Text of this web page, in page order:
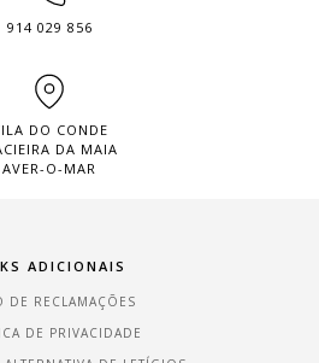
914 029 856
DO CONDE
DA MAIA
AVER-O-MAR
ADICIONAIS
DE RECLAMAÇÕES
DE PRIVACIDADE